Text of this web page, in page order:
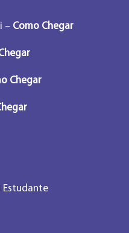
– Como Chegar
Chegar
Estudante